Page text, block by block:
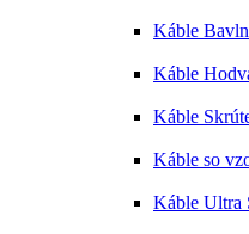
Káble
Káble
Káble
Káble so
Káble Ultra